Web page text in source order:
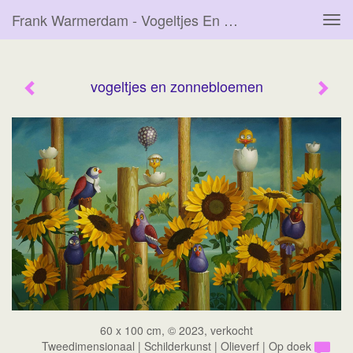
Frank Warmerdam - Vogeltjes En Zonnebloemen
vogeltjes en zonnebloemen
60 x 100 cm, © 2023, verkocht
Tweedimensionaal | Schilderkunst | Olieverf | Op doek